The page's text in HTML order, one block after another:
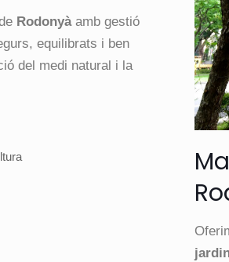
Rodonyàamb gestió
equilibrats i ben
del medi natural i la